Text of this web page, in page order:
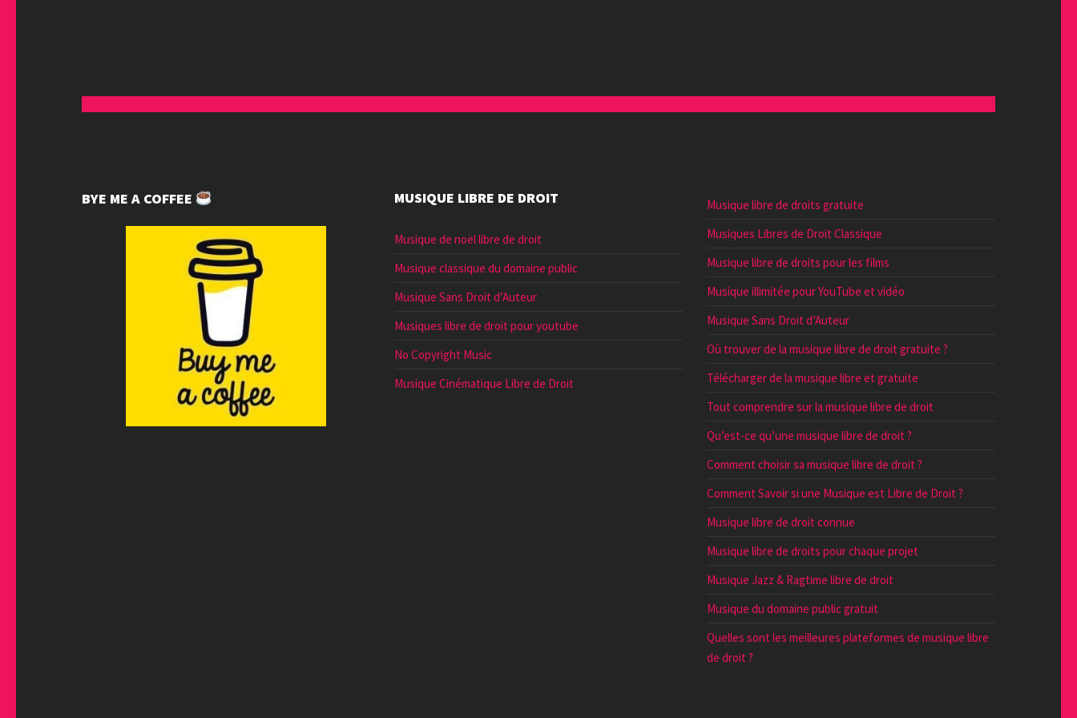
BYE ME A COFFEE MUSIQUE LIBRE DE DROIT
Musique de noël libre de droit
Musique classique du domaine public
Musique Sans Droit d’Auteur
Musiques libre de droit pour youtube
No Copyright Music
Musique Cinématique Libre de Droit
Musique libre de droits gratuite
Musiques Libres de Droit Classique
Musique libre de droits pour les films
Musique illimitée pour YouTube et vidéo
Musique Sans Droit d’Auteur
Où trouver de la musique libre de droit gratuite ?
Télécharger de la musique libre et gratuite
Tout comprendre sur la musique libre de droit
Qu’est-ce qu’une musique libre de droit ?
Comment choisir sa musique libre de droit ?
Comment Savoir si une Musique est Libre de Droit ?
Musique libre de droit connue
Musique libre de droits pour chaque projet
Musique Jazz & Ragtime libre de droit
Musique du domaine public gratuit
Quelles sont les meilleures plateformes de musique libre
de droit ?